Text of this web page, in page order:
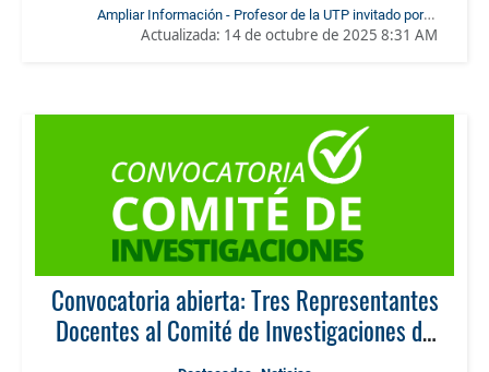
Ampliar Información - Profesor de la UTP invitado por la
UNESCO a la semana global de la alfabetización mediática e
Actualizada: 14 de octubre de 2025 8:31 AM
Convocatoria abierta: Tres Representantes
Docentes al Comité de Investigaciones de
la Facultad de Ciencias de la Educación